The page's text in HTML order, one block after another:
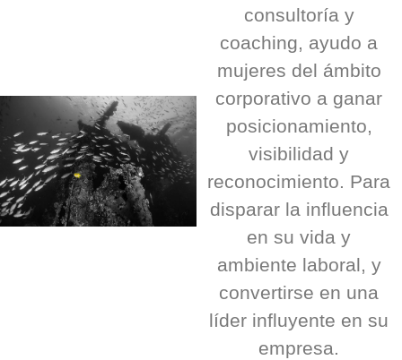
consultoría y
coaching, ayudo a
mujeres del ámbito
corporativo a ganar
posicionamiento,
visibilidad y
reconocimiento. Para
disparar la influencia
en su vida y
ambiente laboral, y
convertirse en una
líder influyente en su
empresa.